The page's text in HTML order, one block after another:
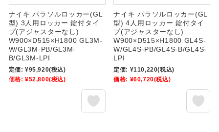
ナイキ パラソルロッカー(GL
型) 3人用ロッカー 錠付タイ
プ(アジャスターなし)
W900×D515×H1800 GL3M-
W/GL3M-PB/GL3M-
B/GL3M-LPI
定価: ¥95,920(税込)
価格: ¥52,800(税込)
ナイキ パラソルロッカー(GL
型) 4人用ロッカー 錠付タイ
プ(アジャスターなし)
W900×D515×H1800 GL4S-
W/GL4S-PB/GL4S-B/GL4S-
LPI
定価: ¥110,220(税込)
価格: ¥60,720(税込)